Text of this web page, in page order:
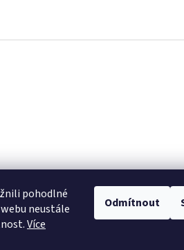
pohodlné
neustále
Více
Odmítnout